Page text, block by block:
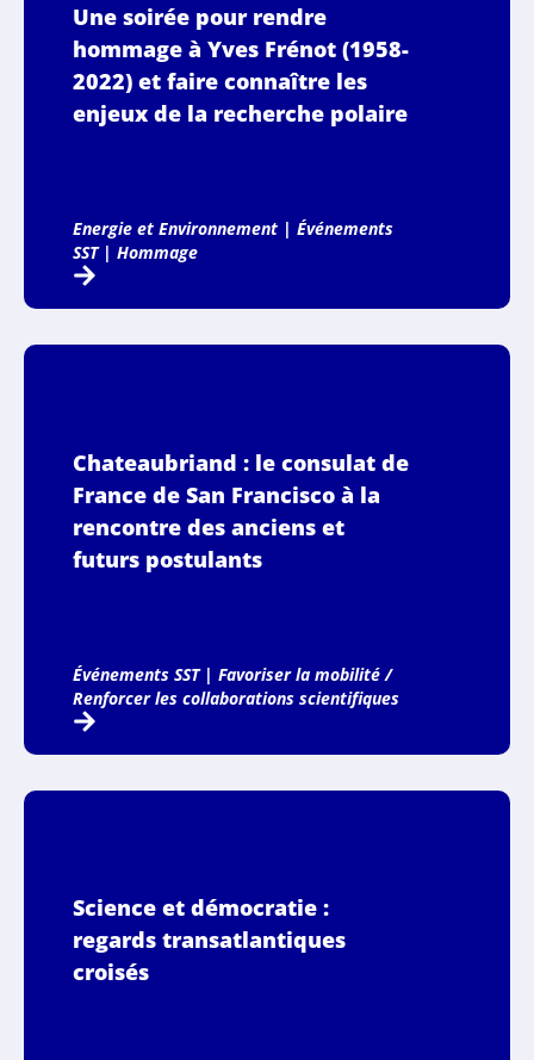
Une soirée pour rendre
hommage à Yves Frénot (1958-
2022) et faire connaître les
enjeux de la recherche polaire
Energie et Environnement| Événements
SST| Hommage
Chateaubriand : le consulat de
France de San Francisco à la
rencontre des anciens et
futurs postulants
Événements SST| Favoriser la mobilité /
Renforcer les collaborations scientifiques
Science et démocratie :
regards transatlantiques
croisés